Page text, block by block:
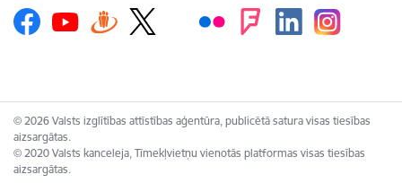
© 2026 Valsts izglītības attīstības aģentūra, publicētā satura visas tiesības
aizsargātas.
© 2020 Valsts kanceleja, Tīmekļvietņu vienotās platformas visas tiesības
aizsargātas.